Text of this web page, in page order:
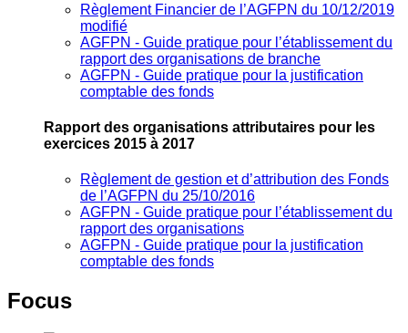
Règlement Financier de l’AGFPN du 10/12/2019
modifié
AGFPN ‐ Guide pratique pour l’établissement du
rapport des organisations de branche
AGFPN ‐ Guide pratique pour la justification
comptable des fonds
Rapport des organisations attributaires pour les
exercices 2015 à 2017
Règlement de gestion et d’attribution des Fonds
de l’AGFPN du 25/10/2016
AGFPN ‐ Guide pratique pour l’établissement du
rapport des organisations
AGFPN ‐ Guide pratique pour la justification
comptable des fonds
Focus